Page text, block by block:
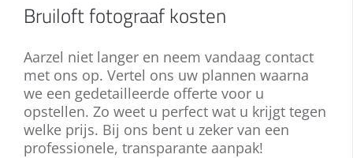
Bruiloft fotograaf kosten
Aarzel niet langer en neem vandaag contact
met ons op. Vertel ons uw plannen waarna
we een gedetailleerde offerte voor u
opstellen. Zo weet u perfect wat u krijgt tegen
welke prijs. Bij ons bent u zeker van een
professionele, transparante aanpak!